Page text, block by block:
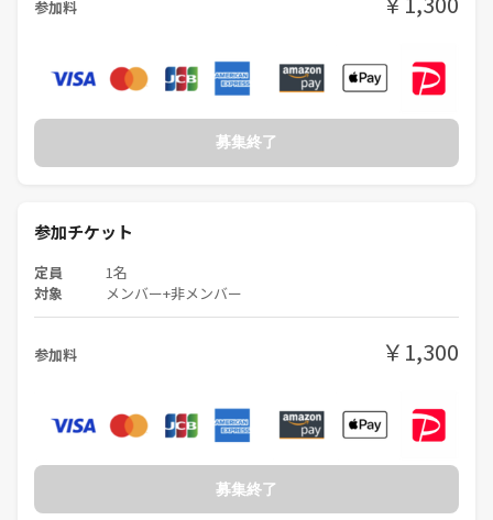
❷ハイキングレベル→特別な装備は不要でスニーカー等でも参加可能で
則、どなたでも参加可能です。
❸初級者歓迎の登山→特別な装備は不要ですがリュックとトレッキング
❹初中級者向けの登山→登山経験3回以上の方が対象です。リュックと
❺中級者向け登山→ルートが長かったり難所があったりします。装備を
https://tunagate.com/circle/79399/events
https://tunagate.com/circle/79399
参加料
募集終了
参加チケット
定員 1名
対象
メンバー+非メンバー
参加料 ￥1,300
募集終了